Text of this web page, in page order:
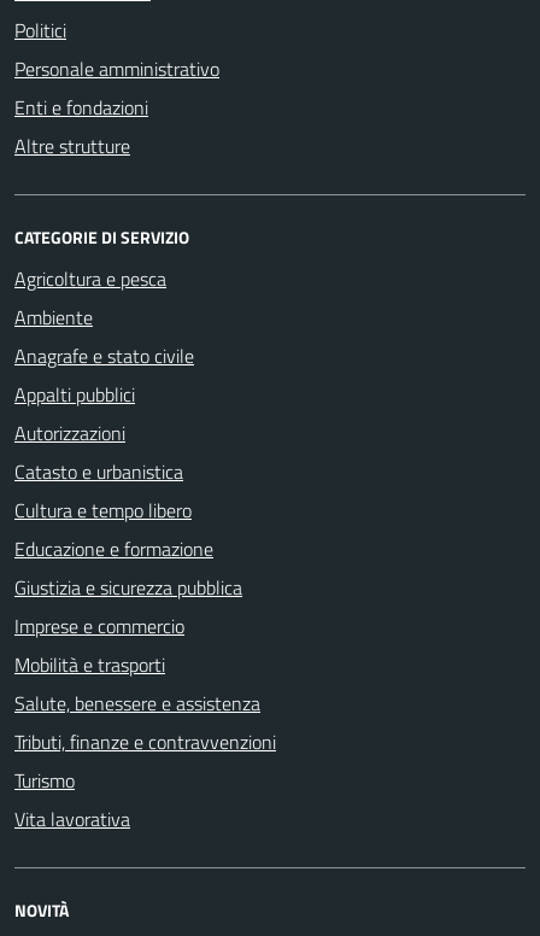
Politici
Personale amministrativo
Enti e fondazioni
Altre strutture
CATEGORIE DI SERVIZIO
Agricoltura e pesca
Ambiente
Anagrafe e stato civile
Appalti pubblici
Autorizzazioni
Catasto e urbanistica
Cultura e tempo libero
Educazione e formazione
Giustizia e sicurezza pubblica
Imprese e commercio
Mobilità e trasporti
Salute, benessere e assistenza
Tributi, finanze e contravvenzioni
Turismo
Vita lavorativa
NOVITÀ